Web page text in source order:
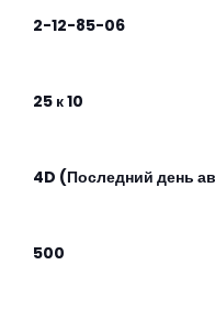
2-12-85-06
25 к 10
4D (Последний день
500